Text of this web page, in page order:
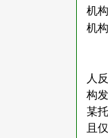
机构
机
人
构
某
且